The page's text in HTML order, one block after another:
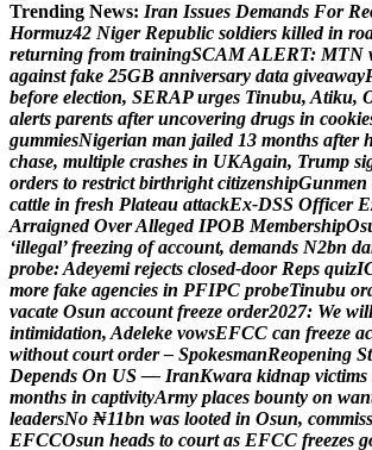
Trending News: Iran Issues Demands For Re
Hormuz42 Niger Republic soldiers killed in ro
returning from trainingSCAMALERT: MTN
against fake 25GB anniversary data giveaway
before election, SERAP urges Tinubu, Atiku,
alerts parents after uncovering drugs in cookie
gummiesNigerian man jailed 13 months after h
chase, multiple crashes in UKAgain, Trump si
orders to restrict birthright citizenshipGunmen
cattle in fresh Plateau attackEx-DSS Officer E
Arraigned OverAlleged IPOB MembershipOs
‘illegal’ freezing of account, demands N2bn da
probe:Adeyemi rejects closed-door Reps quizI
more fake agencies in PFIPC probeTinubu or
vacate Osun account freeze order2027: We will
intimidation, Adeleke vowsEFCC can freeze ac
without court order – SpokesmanReopening St
Depends On US — IranKwara kidnap victims
months in captivityArmy places bounty on wan
leadersNo ₦11bn was looted in Osun, commiss
EFCCOsun heads to court as EFCC freezes g